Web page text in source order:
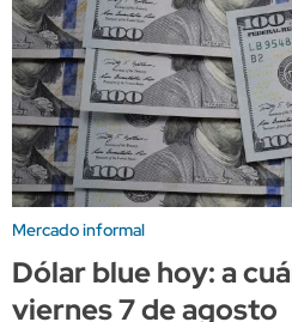
Mercado informal
Dólar blue hoy: a
viernes 7 de agosto